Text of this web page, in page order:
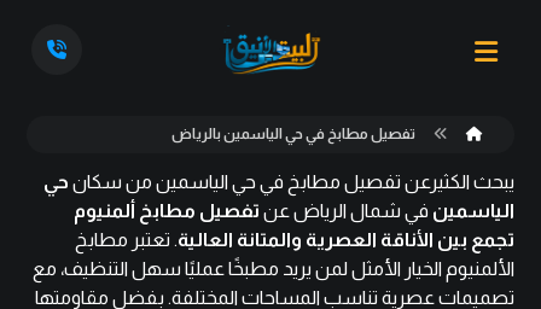
تفصيل مطابخ في حي الياسمين بالرياض
يبحث الكثيرعن تفصيل مطابخ في حي الياسمين من سكان حي
الياسمين في شمال الرياض عن تفصيل مطابخ ألمنيوم
تجمع بين الأناقة العصرية والمتانة العالية. تعتبر مطابخ
الألمنيوم الخيار الأمثل لمن يريد مطبخًا عمليًا سهل التنظيف، مع
تصميمات عصرية تناسب المساحات المختلفة. بفضل مقاومتها